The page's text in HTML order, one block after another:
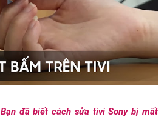
Bạn đã biết cách sửa tivi Sony bị mất